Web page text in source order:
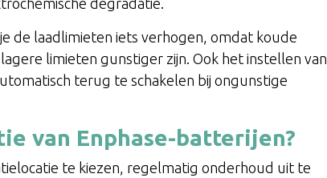
degradatie.
de laadlimieten iets verhogen, omdat koude
limieten gunstiger zijn. Ook het instellen van
terug te schakelen bij ongunstige
van Enphase-batterijen?
te kiezen, regelmatig onderhoud uit te